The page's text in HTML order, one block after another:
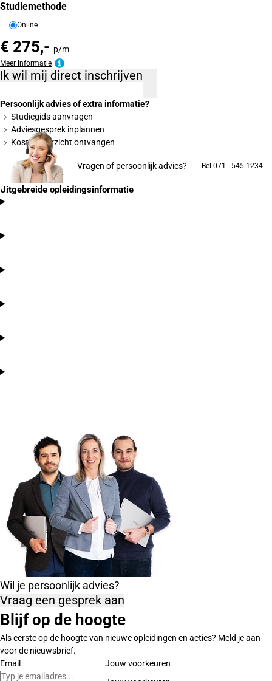
Studiemethode
Online
€ 275,- p/m
Meer informatie
Ik wil mij direct inschrijven
Persoonlijk advies of extra informatie?
Studiegids aanvragen
Adviesgesprek inplannen
Kostenoverzicht ontvangen
Vragen of persoonlijk advies? Bel 071 - 545 1234
Uitgebreide opleidingsinformatie
Wil je persoonlijk advies?
Vraag een gesprek aan
Blijf op de hoogte
Als eerste op de hoogte van nieuwe opleidingen en acties? Meld je aan
voor de nieuwsbrief.
Email
Jouw voorkeuren